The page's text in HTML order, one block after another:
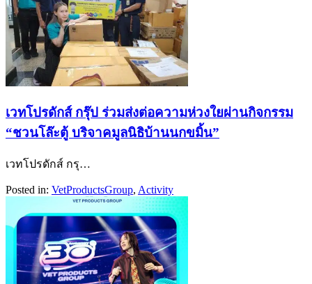
เวทโปรดักส์ กรุ๊ป ร่วมส่งต่อความห่วงใยผ่านกิจกรรม
“ชวนโล๊ะตู้ บริจาคมูลนิธิบ้านนกขมิ้น”
เวทโปรดักส์ กรุ…
Posted in: Vet​Products​Group​, Activity